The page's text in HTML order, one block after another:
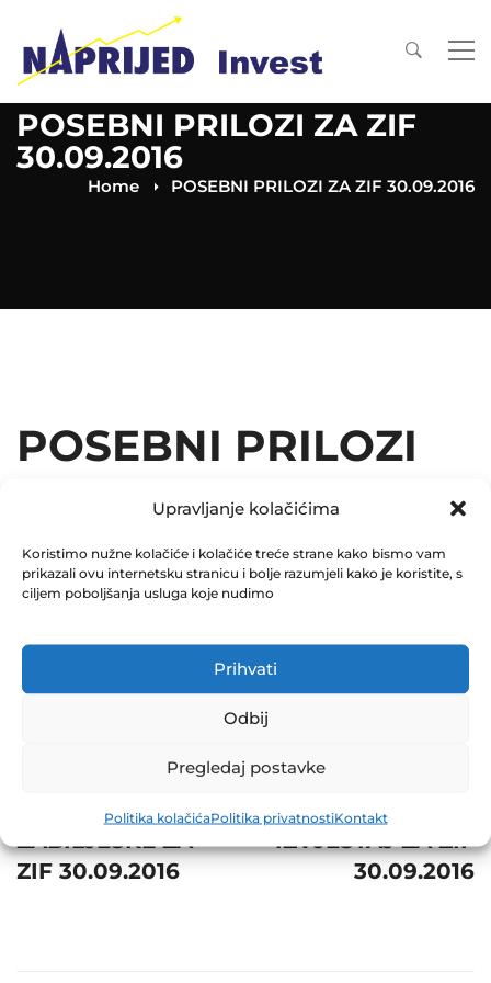
Upravljanje kolačićima
Koristimo nužne kolačiće i kolačiće treće strane kako bismo vam
prikazali ovu internetsku stranicu i bolje razumjeli kako je koristite, s
ciljem poboljšanja usluga koje nudimo
Prihvati
Odbij
Pregledaj postavke
Politika kolačićaPolitika privatnostiKontakt
POSEBNI PRILOZI ZA ZIF
30.09.2016
Home POSEBNI PRILOZI ZA ZIF 30.09.2016
POSEBNI PRILOZI
ZA ZIF 30.09.2016
0 Comments
SKRAĆENE
ZABILJEŠKE ZA
ZIF 30.09.2016
DEVETOMJESEČNI
IZVJEŠTAJ ZA ZIF
30.09.2016